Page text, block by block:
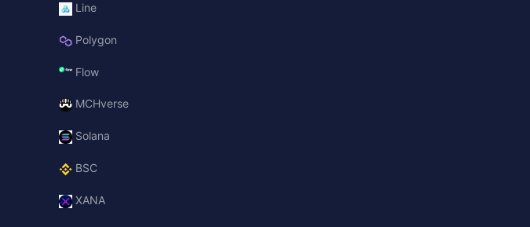
Line
Polygon
Flow
MCHverse
Solana
BSC
XANA